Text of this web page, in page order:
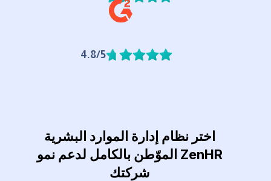
4.8/5
اختر نظام إدارة الموارد البشرية
ZenHR الموّطن بالكامل لدعم نمو
شركتك